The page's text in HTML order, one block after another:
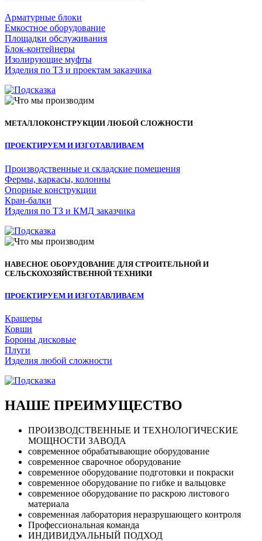
Арматурные блоки
Емкостное оборудование
Площадки обслуживания
Блок-контейнеры
Изолирующие муфты
Изделия по ТЗ и проектам заказчика
МЕТАЛЛОКОНСТРУКЦИИ ЛЮБОЙ СЛОЖНОСТИ
ПРОЕКТИРУЕМ И ИЗГОТАВЛИВАЕМ
Производственные и складские помещения
Фермы, каркасы, колонны
Опорные конструкции
Кран-балки
Изделия по ТЗ и КМД заказчика
НАВЕСНОЕ ОБОРУДОВАНИЕ ДЛЯ СТРОИТЕЛЬНОЙ И
СЕЛЬСКОХОЗЯЙСТВЕННОЙ ТЕХНИКИ
ПРОЕКТИРУЕМ И ИЗГОТАВЛИВАЕМ
Крашеры
Ковши
Бороны дисковые
Плуги
Изделия любой сложности
НАШЕ ПРЕИМУЩЕСТВО
ПРОИЗВОДСТВЕННЫЕ И ТЕХНОЛОГИЧЕСКИЕ
МОЩНОСТИ ЗАВОДА
современное обрабатывающие оборудование
современное сварочное оборудование
современное оборудование подготовки и покраски
современное оборудование по гибке и вальцовке
современное оборудование по раскрою листового
материала
современная лаборатория неразрушающего контроля
Профессиональная команда
ИНДИВИДУАЛЬНЫЙ ПОДХОД